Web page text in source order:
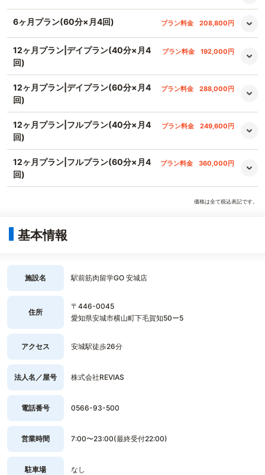
6ヶ月プラン(60分×月4回) プラン料金 208,800円
12ヶ月プラン|デイプラン(40分×月4
回)
プラン料金 192,000円
12ヶ月プラン|デイプラン(60分×月4
回)
プラン料金 288,000円
12ヶ月プラン|フルプラン(40分×月4
回)
プラン料金 249,600円
12ヶ月プラン|フルプラン(60分×月4
回)
プラン料金 360,000円
価格は全て税込表記です。
基本情報
施設名 駅前筋肉留学GO 安城店
住所
〒446-0045
愛知県安城市横山町下毛賀知50ー5
アクセス 安城駅徒歩26分
法人名／屋号 株式会社REVIAS
電話番号 0566-93-500
営業時間 7:00〜23:00(最終受付22:00)
駐車場 なし